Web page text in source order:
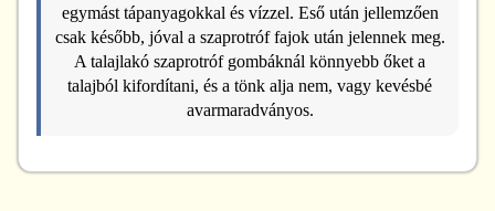
egymást tápanyagokkal és vízzel. Eső után jellemzően
csak később, jóval a szaprotróf fajok után jelennek meg.
A talajlakó szaprotróf gombáknál könnyebb őket a
talajból kifordítani, és a tönk alja nem, vagy kevésbé
avarmaradványos.